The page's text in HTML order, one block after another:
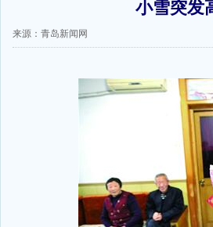
小雪突发
来源：青岛新闻网